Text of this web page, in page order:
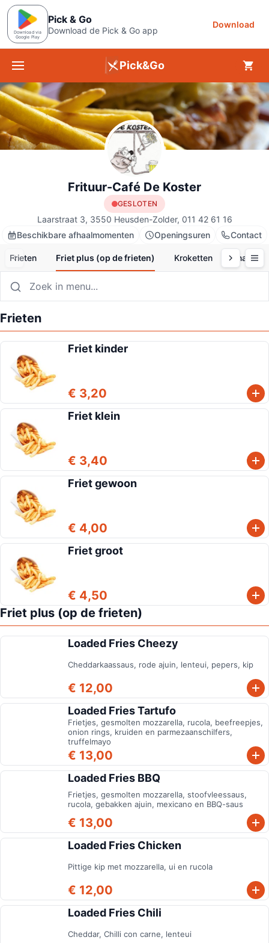
Download via
Google Play
Pick & Go
Download de Pick & Go app
Download
Menu Pick&Go
Frituur-Café De Koster
GESLOTEN
Laarstraat 3, 3550 Heusden-Zolder, 011 42 61 16
Beschikbare afhaalmomenten
Openingsuren Contact
Frieten Friet plus (op de frieten) Kroketten Snacks
Frieten
Friet kinder
€ 3,20
Friet klein
€ 3,40
Friet gewoon
€ 4,00
Friet groot
€ 4,50
Friet plus (op de frieten)
Loaded Fries Cheezy
Cheddarkaassaus, rode ajuin, lenteui, pepers, kip
€ 12,00
Loaded Fries Tartufo
Frietjes, gesmolten mozzarella, rucola, beefreepjes,
onion rings, kruiden en parmezaanschilfers,
truffelmayo
€ 13,00
Loaded Fries BBQ
Frietjes, gesmolten mozzarella, stoofvleessaus,
rucola, gebakken ajuin, mexicano en BBQ-saus
€ 13,00
Loaded Fries Chicken
Pittige kip met mozzarella, ui en rucola
€ 12,00
Loaded Fries Chili
Cheddar, Chilli con carne, lenteui